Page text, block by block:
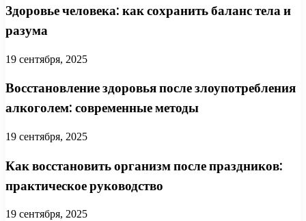
Здоровье человека: как сохранить баланс тела и
разума
19 сентября, 2025
Восстановление здоровья после злоупотребления
алкоголем: современные методы
19 сентября, 2025
Как восстановить организм после праздников:
практическое руководство
19 сентября, 2025